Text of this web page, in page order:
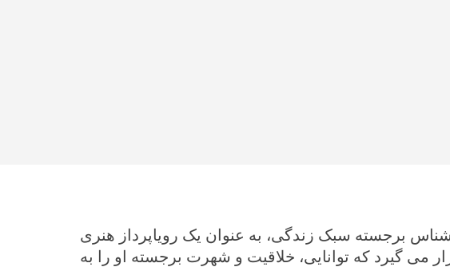
برجسته سبک زندگی، به عنوان یک رویاپرداز هنری
می گیرد که توانایی، خلاقیت و شهرت برجسته او را به